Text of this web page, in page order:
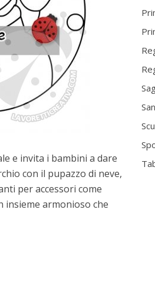
e invita i bambini a dare
con il pupazzo di neve,
per accessori come
insieme armonioso che